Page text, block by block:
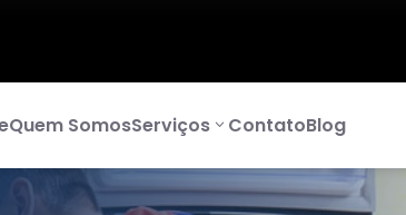
Quem SomosServiços ContatoBlog